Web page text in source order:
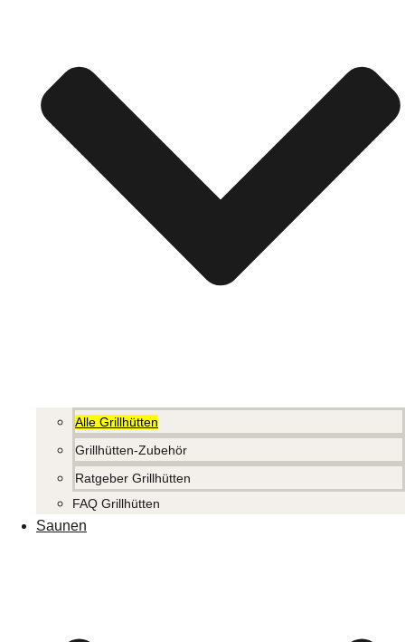
Alle Grillhütten
Grillhütten-Zubehör
Ratgeber Grillhütten
FAQ Grillhütten
Saunen